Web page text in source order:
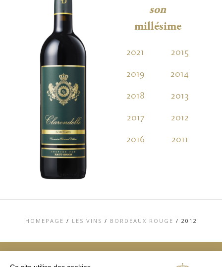
son
millésime
2021
2019
2018
2017
2016
2015
2014
2013
2012
2011
HOMEPAGE / LES VINS / BORDEAUX ROUGE / 2012